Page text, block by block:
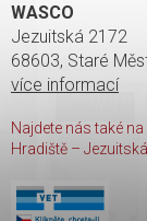
WASCO
Jezuitská 2172
68603, Staré
více informací
Najdete nás také
Hradiště –